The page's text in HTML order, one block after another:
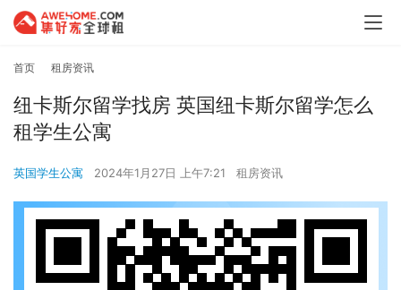
首页 租房资讯
纽卡斯尔留学找房 英国纽卡斯尔留学怎么
租学生公寓
英国学生公寓 2024年1月27日 上午7:21 租房资讯